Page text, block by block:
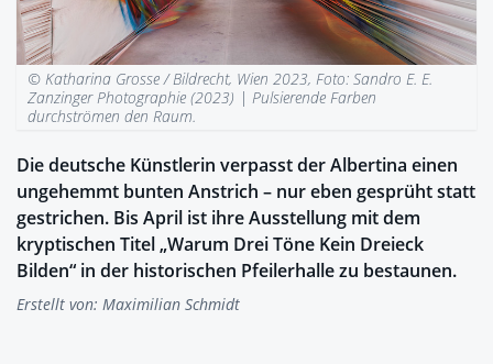
© Katharina Grosse / Bildrecht, Wien 2023, Foto: Sandro E. E.
Zanzinger Photographie (2023) |Pulsierende Farben
durchströmen den Raum.
Die deutsche Künstlerin verpasst der Albertina einen
ungehemmt bunten Anstrich – nur eben gesprüht statt
gestrichen. Bis April ist ihre Ausstellung mit dem
kryptischen Titel „Warum Drei Töne Kein Dreieck
Bilden“ in der historischen Pfeilerhalle zu bestaunen.
Erstellt von: Maximilian Schmidt